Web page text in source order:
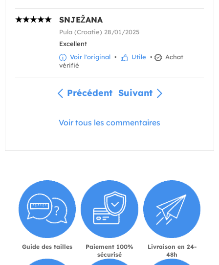
SNJEŽANA
Pula (Croatie) 28/01/2025
Excellent
Voir l'original • Utile •
Achat
vérifié
Précédent Suivant
Voir tous les commentaires
Guide des tailles
Paiement 100%
sécurisé
Livraison en 24-
48h